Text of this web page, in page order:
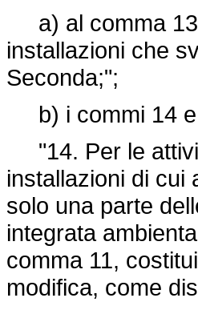
a) al comma
installazioni che
Seconda;";
b) i commi 14 e
"14. Per le
installazioni di cui
solo una parte
integrata
comma 11,
modifica, come